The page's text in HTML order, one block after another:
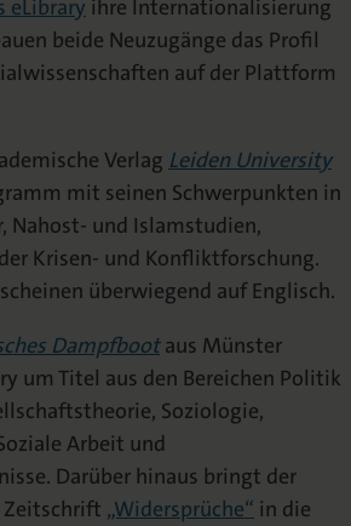
Download
eLibrary ihre Internationalisierung
beide Neuzugänge das Profil
auf der Plattform
Verlag Leiden University
mit seinen Schwerpunkten in
Nahost- und Islamstudien,
Krisen- und Konfliktforschung.
überwiegend auf Englisch.
Dampfbootaus Münster
um Titel aus den Bereichen Politik
Soziologie,
Arbeit und
Darüber hinaus bringt der
„Widersprüche“ in die